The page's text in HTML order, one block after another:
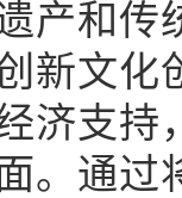
产和传
新文化
济支持
。通过